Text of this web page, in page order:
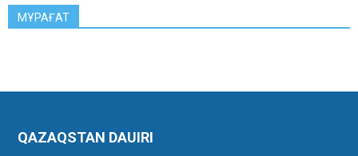
МҰРАҒАТ
QAZAQSTAN DAUIRI